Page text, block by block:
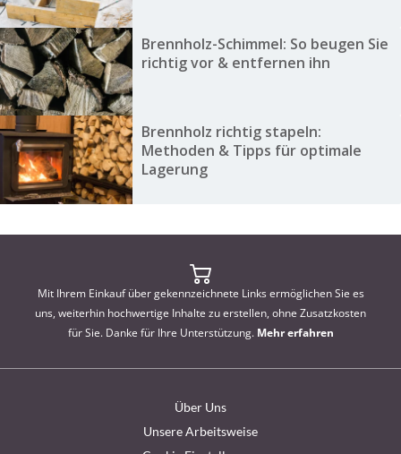
Brennholz-Schimmel: So beugen Sie
richtig vor & entfernen ihn
Brennholz richtig stapeln:
Methoden & Tipps für optimale
Lagerung
Mit Ihrem Einkauf über gekennzeichnete Links ermöglichen Sie es
uns, weiterhin hochwertige Inhalte zu erstellen, ohne Zusatzkosten
für Sie. Danke für Ihre Unterstützung. Mehr erfahren
Über Uns
Unsere Arbeitsweise